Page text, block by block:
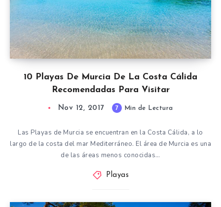
10 Playas De Murcia De La Costa Cálida
Recomendadas Para Visitar
Nov 12, 2017 7 Min de Lectura
Las Playas de Murcia se encuentran en la Costa Cálida, a lo
largo de la costa del mar Mediterráneo. El área de Murcia es una
de las áreas menos conocidas…
Playas